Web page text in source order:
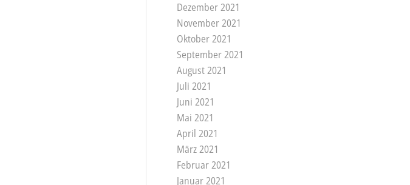
Dezember 2021
November 2021
Oktober 2021
September 2021
August 2021
Juli 2021
Juni 2021
Mai 2021
April 2021
März 2021
Februar 2021
Januar 2021